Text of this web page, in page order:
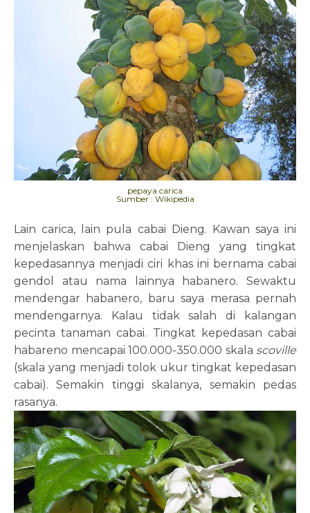
pepaya carica
Sumber : Wikipedia
Lain carica, lain pula cabai Dieng. Kawan saya ini
menjelaskan bahwa cabai Dieng yang tingkat
kepedasannya menjadi ciri khas ini bernama cabai
gendol atau nama lainnya habanero. Sewaktu
mendengar habanero, baru saya merasa pernah
mendengarnya. Kalau tidak salah di kalangan
pecinta tanaman cabai. Tingkat kepedasan cabai
habareno mencapai 100.000-350.000 skala scoville
(skala yang menjadi tolok ukur tingkat kepedasan
cabai). Semakin tinggi skalanya, semakin pedas
rasanya.